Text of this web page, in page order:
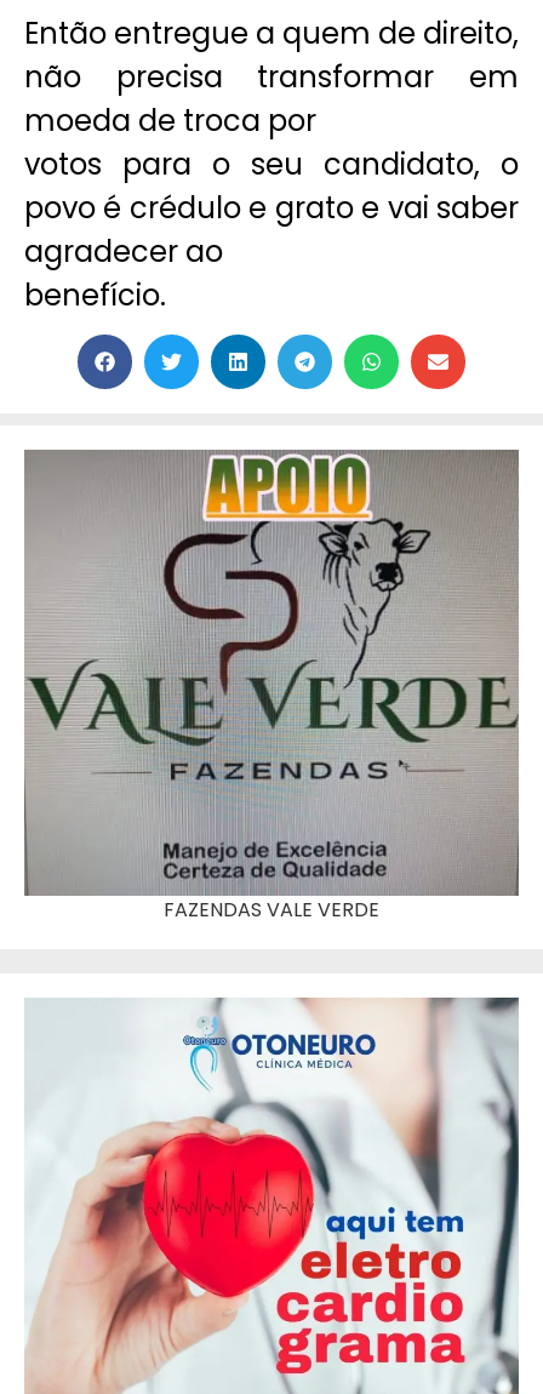
Então entregue a quem de direito,
não precisa transformar em
moeda de troca por
votos para o seu candidato, o
povo é crédulo e grato e vai saber
agradecer ao
benefício.
FAZENDAS VALE VERDE